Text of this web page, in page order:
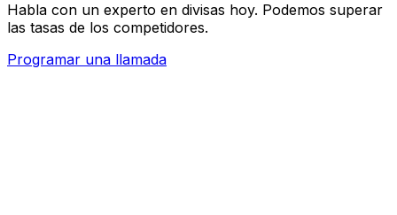
Habla con un experto en divisas hoy. Podemos superar
las tasas de los competidores.
Programar una llamada